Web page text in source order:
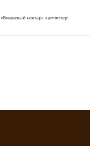
«Вишневый нектар» кәмпиттері